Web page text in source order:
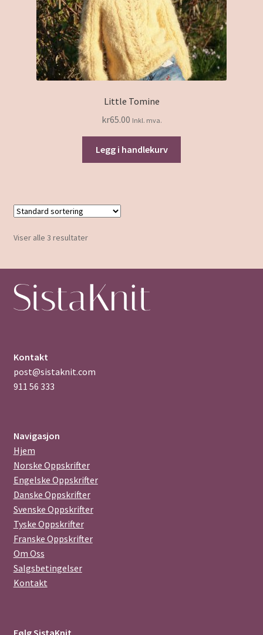
Little Tomine
kr65.00 Inkl. mva.
Legg i handlekurv
Viser alle 3 resultater
Kontakt
post@sistaknit.com
911 56 333
Navigasjon
Hjem
Norske Oppskrifter
Engelske Oppskrifter
Danske Oppskrifter
Svenske Oppskrifter
Tyske Oppskrifter
Franske Oppskrifter
Om Oss
Salgsbetingelser
Kontakt
Følg SistaKnit